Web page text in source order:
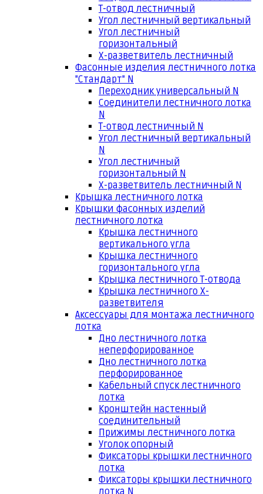
Т-отвод лестничный
Угол лестничный вертикальный
Угол лестничный
горизонтальный
Х-разветвитель лестничный
Фасонные изделия лестничного лотка
"Стандарт" N
Переходник универсальный N
Соединители лестничного лотка
N
Т-отвод лестничный N
Угол лестничный вертикальный
N
Угол лестничный
горизонтальный N
Х-разветвитель лестничный N
Крышка лестничного лотка
Крышки фасонных изделий
лестничного лотка
Крышка лестничного
вертикального угла
Крышка лестничного
горизонтального угла
Крышка лестничного Т-отвода
Крышка лестничного Х-
разветвителя
Аксессуары для монтажа лестничного
лотка
Дно лестничного лотка
неперфорированное
Дно лестничного лотка
перфорированное
Кабельный спуск лестничного
лотка
Кронштейн настенный
соединительный
Прижимы лестничного лотка
Уголок опорный
Фиксаторы крышки лестничного
лотка
Фиксаторы крышки лестничного
лотка N